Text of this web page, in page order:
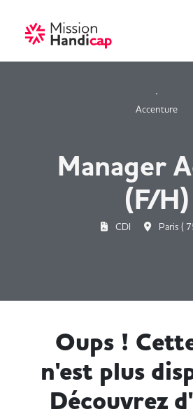
Accenture
Manager
(F/H)
CDI Paris (
Oups !
n'est plus
Découvrez